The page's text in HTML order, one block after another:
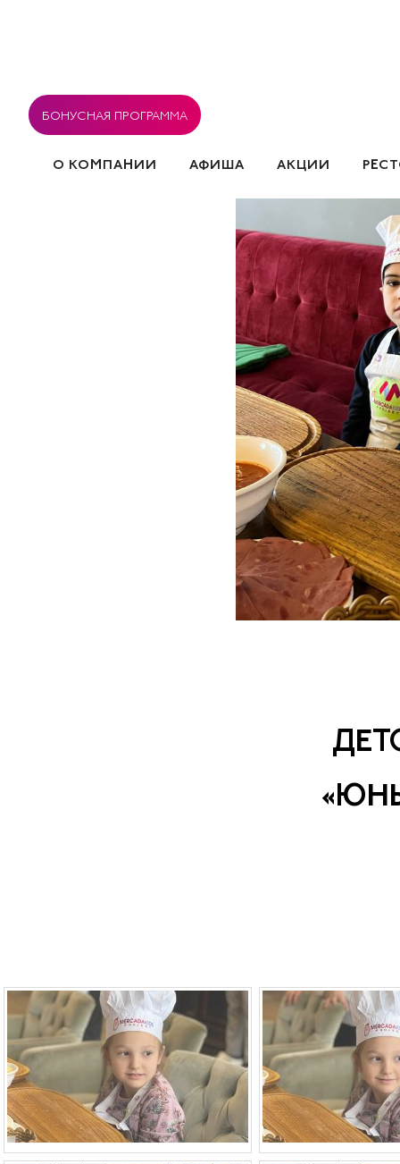
БОНУСНАЯ ПРОГРАММА
О КОМПАНИИ АФИША АКЦИИ
СОГЛАСИЕ НА
ПОЛИТИКА ИСПОЛЬЗОВАНИЯ
РЕСТОРАНЫ